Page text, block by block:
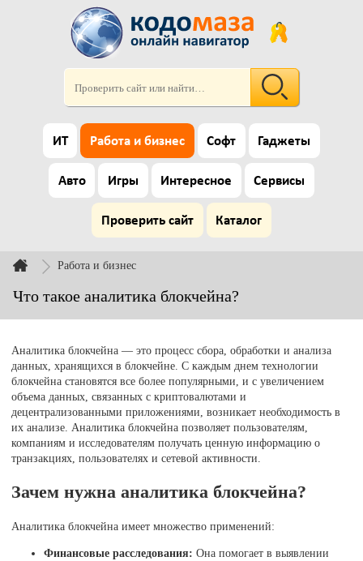
ИТ Работа и бизнес Софт Гаджеты
Авто Игры Интересное Сервисы
Проверить сайт Каталог
Работа и бизнес
Что такое аналитика блокчейна?
Аналитика блокчейна — это процесс сбора, обработки и анализа
данных, хранящихся в блокчейне. С каждым днем технологии
блокчейна становятся все более популярными, и с увеличением
объема данных, связанных с криптовалютами и
децентрализованными приложениями, возникает необходимость в
их анализе. Аналитика блокчейна позволяет пользователям,
компаниям и исследователям получать ценную информацию о
транзакциях, пользователях и сетевой активности.
Зачем нужна аналитика блокчейна?
Аналитика блокчейна имеет множество применений:
Финансовые расследования: Она помогает в выявлении